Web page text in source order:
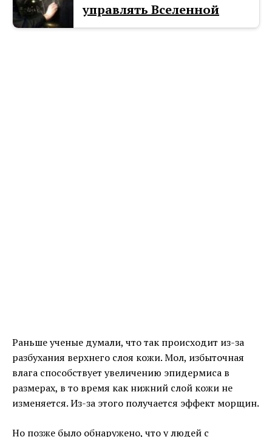
управлять Вселенной
Раньше ученые думали, что так происходит из-за
разбухания верхнего слоя кожи. Мол, избыточная
влага способствует увеличению эпидермиса в
размерах, в то время как нижний слой кожи не
изменяется. Из-за этого получается эффект морщин.
Но позже было обнаружено, что у людей с